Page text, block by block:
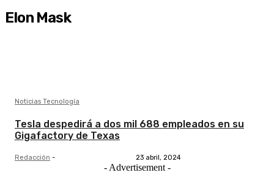
Elon Mask
Noticias Tecnología
Tesla despedirá a dos mil 688 empleados en su
Gigafactory de Texas
Redacción - 23 abril, 2024
- Advertisement -